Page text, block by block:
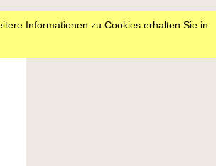
Informationen zu Cookies erhalten Sie in